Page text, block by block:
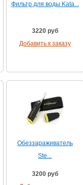
Фильтр для воды Kata...
3220 руб
Добавить к заказу
Обеззараживатель
Ste...
3200 руб